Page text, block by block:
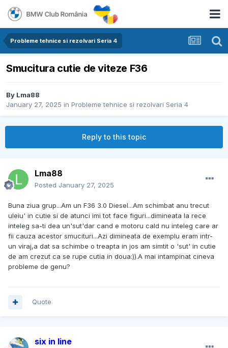
Probleme tehnice si rezolvari Seria 4
Smucitura cutie de viteze F36
By Lma88
January 27, 2025 in Probleme tehnice si rezolvari Seria 4
Reply to this topic
Lma88
Posted January 27, 2025
Buna ziua grup...Am un F36 3.0 Diesel...Am schimbat anu trecut
uleiu' in cutie si de atunci imi tot face figuri...dimineata la rece
inteleg sa-ti dea un'sut'dar cand e motoru cald nu inteleg care ar
fii cauza acestor smucituri...Azi dimineata de exemplu eram intr-
un viraj,a dat sa schimbe o treapta in jos am simtit o 'sut' in cutie
de am crezut ca se rupe cutia in doua:)).A mai intampinat cineva
probleme de genu?
Quote
six in line